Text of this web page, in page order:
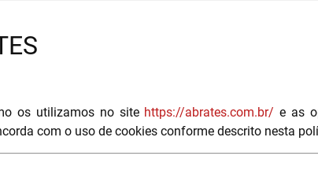
os utilizamos no site https://abrates.com.br/ e as
com o uso de cookies conforme descrito nesta